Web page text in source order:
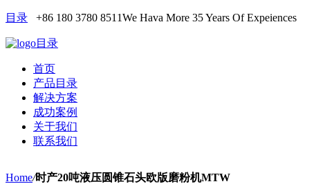
目录 +86 180 3780 8511We Hava More 35 Years Of Expeiences
目录
首页
产品目录
解决方案
成功案例
关于我们
联系我们
Home/时产20吨液压圆锥石头欧版磨粉机MTW